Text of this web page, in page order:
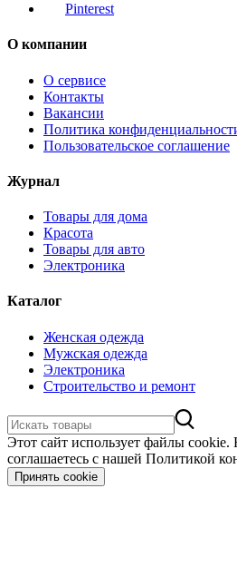
Pinterest
О компании
О сервисе
Контакты
Вакансии
Политика
Пользовательское соглашение
Журнал
Товары для дома
Красота
Товары для авто
Электроника
Каталог
Женская одежда
Мужская одежда
Электроника
Строительство и ремонт
Этот сайт использует файлы
соглашаетесь с нашей Политикой
Принять cookie